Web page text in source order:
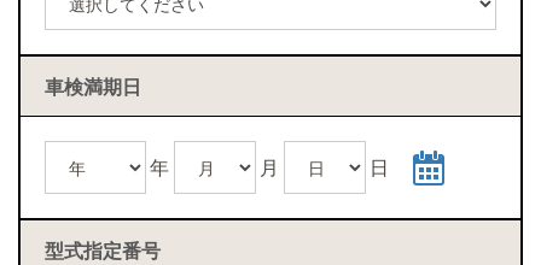
車検満期日
年 月 日
型式指定番号